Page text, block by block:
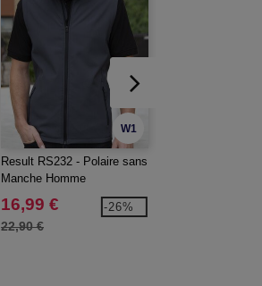
W1
Result RS232 - Polaire sans
Manche Homme
16,99 €
22,90 €
-26%